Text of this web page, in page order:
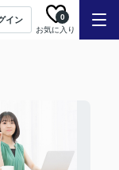
イン
お気に入り
0